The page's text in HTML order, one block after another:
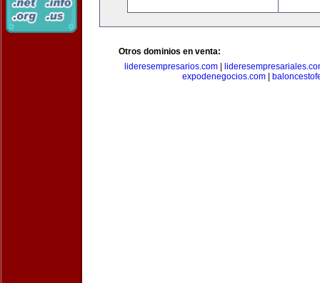
Otros dominios en venta:
lideresempresarios.com|
expodenegocios.com|